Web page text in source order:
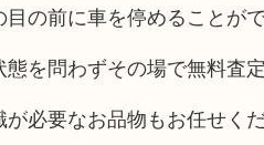
の前に車を停めることが
を問わずその場で無料査
必要なお品物もお任せく